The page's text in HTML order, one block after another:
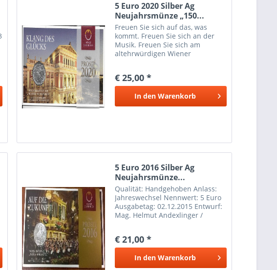
5 Euro 2020 Silber Ag
Neujahrsmünze „150...
Freuen Sie sich auf das, was
kommt. Freuen Sie sich an der
Musik. Freuen Sie sich am
altehrwürdigen Wiener
über den Zuhörern schwebt. Die
Münze lässt das neue Jahr...
€ 25,00 *
In den Warenkorb
5 Euro 2016 Silber Ag
Neujahrsmünze...
Qualität: Handgehoben Anlass:
Jahreswechsel Nennwert: 5 Euro
Ausgabetag: 02.12.2015 Entwurf:
Mag. Helmut Andexlinger /
Feingewicht: 8,00 g
Gesamtgewicht: 10,00
€ 21,00 *
In den Warenkorb